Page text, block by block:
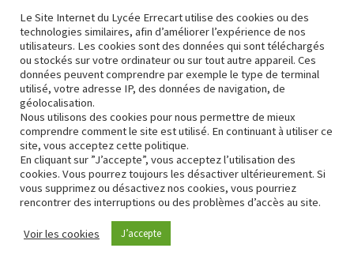
Mise à jour Août 2023
Conformité RGPD
Le Site Internet du Lycée Errecart utilise des cookies ou des
technologies similaires, afin d’améliorer l’expérience de nos
utilisateurs. Les cookies sont des données qui sont téléchargés
ou stockés sur votre ordinateur ou sur tout autre appareil. Ces
données peuvent comprendre par exemple le type de terminal
utilisé, votre adresse IP, des données de navigation, de
géolocalisation.
Nous utilisons des cookies pour nous permettre de mieux
comprendre comment le site est utilisé. En continuant à utiliser ce
site, vous acceptez cette politique.
En cliquant sur ”J’accepte”, vous acceptez l’utilisation des
cookies. Vous pourrez toujours les désactiver ultérieurement. Si
vous supprimez ou désactivez nos cookies, vous pourriez
rencontrer des interruptions ou des problèmes d’accès au site.
Voir les cookies J’accepte